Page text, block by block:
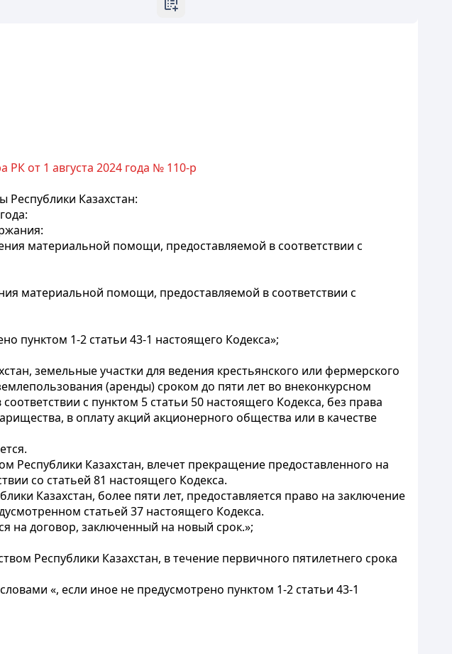
от 1 августа 2024 года № 110-р
Казахстан:
материальной помощи, предоставляемой в соответствии с
материальной помощи, предоставляемой в соответствии с
пунктом 1-2статьи 43-1 настоящего Кодекса»;
земельные участки для ведения крестьянского или фермерского
(аренды) сроком до пяти лет во внеконкурсном
с пунктом 5 статьи 50 настоящего Кодекса, без права
в оплату акций акционерного общества или в качестве
Республики Казахстан, влечет прекращение предоставленного на
со статьей 81 настоящего Кодекса.
Казахстан, более пяти лет, предоставляется право на заключение
статьей 37 настоящего Кодекса.
на договор, заключенный на новый срок.»;
Республики Казахстан, в течение первичного пятилетнего срока
«, если иное не предусмотрено пунктом 1-2 статьи 43-1